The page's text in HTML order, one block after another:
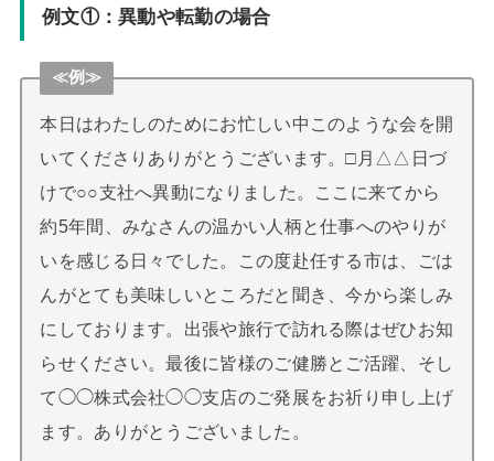
例文①：異動や転勤の場合
≪例≫
本日はわたしのためにお忙しい中このような会を開
いてくださりありがとうございます。□月△△日づ
けで○○支社へ異動になりました。ここに来てから
約5年間、みなさんの温かい人柄と仕事へのやりが
いを感じる日々でした。この度赴任する市は、ごは
んがとても美味しいところだと聞き、今から楽しみ
にしております。出張や旅行で訪れる際はぜひお知
らせください。最後に皆様のご健勝とご活躍、そし
て◯◯株式会社◯◯支店のご発展をお祈り申し上げ
ます。ありがとうございました。